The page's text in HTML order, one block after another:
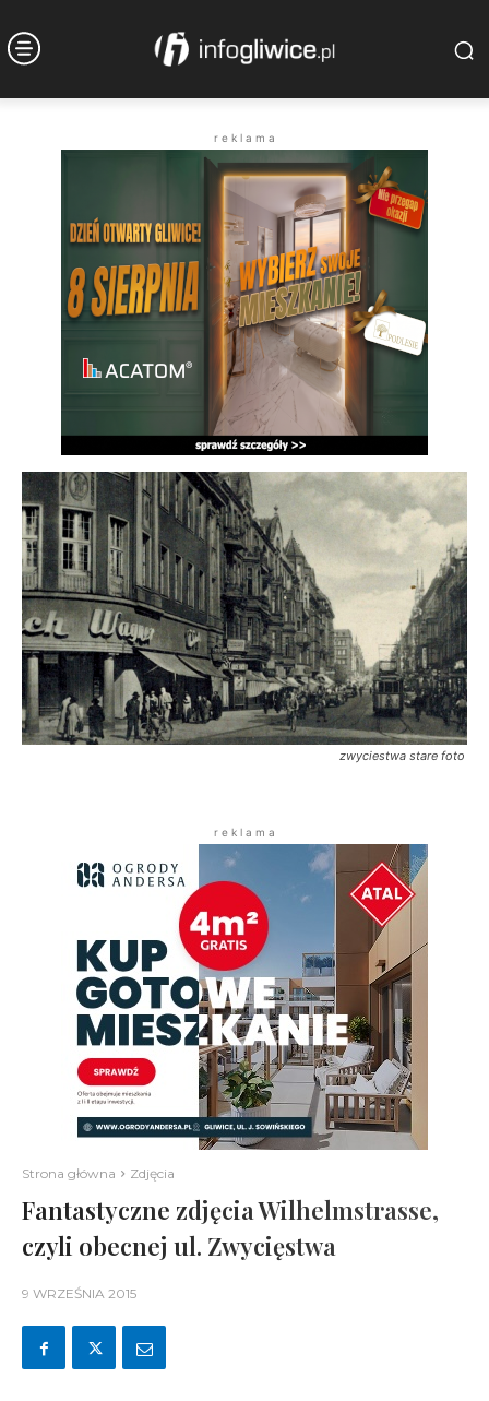
r e k l a m a
zwyciestwa stare foto
r e k l a m a
Strona główna Zdjęcia
Fantastyczne zdjęcia Wilhelmstrasse,
czyli obecnej ul. Zwycięstwa
9 WRZEŚNIA 2015